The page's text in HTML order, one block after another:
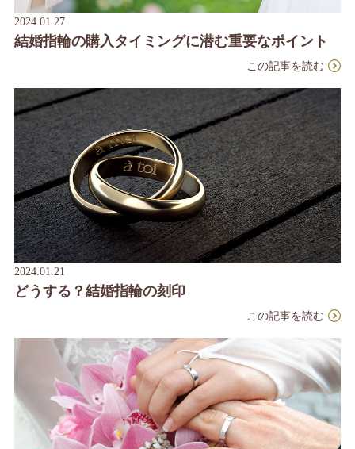
2024.01.27
結婚指輪の購入タイミングに潜む重要なポイント
この記事を読む
2024.01.21
どうする？結婚指輪の刻印
この記事を読む